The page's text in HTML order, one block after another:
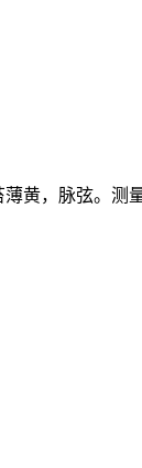
黄，脉弦。测